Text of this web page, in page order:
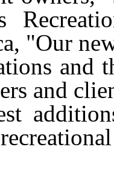
, "Our
and
and